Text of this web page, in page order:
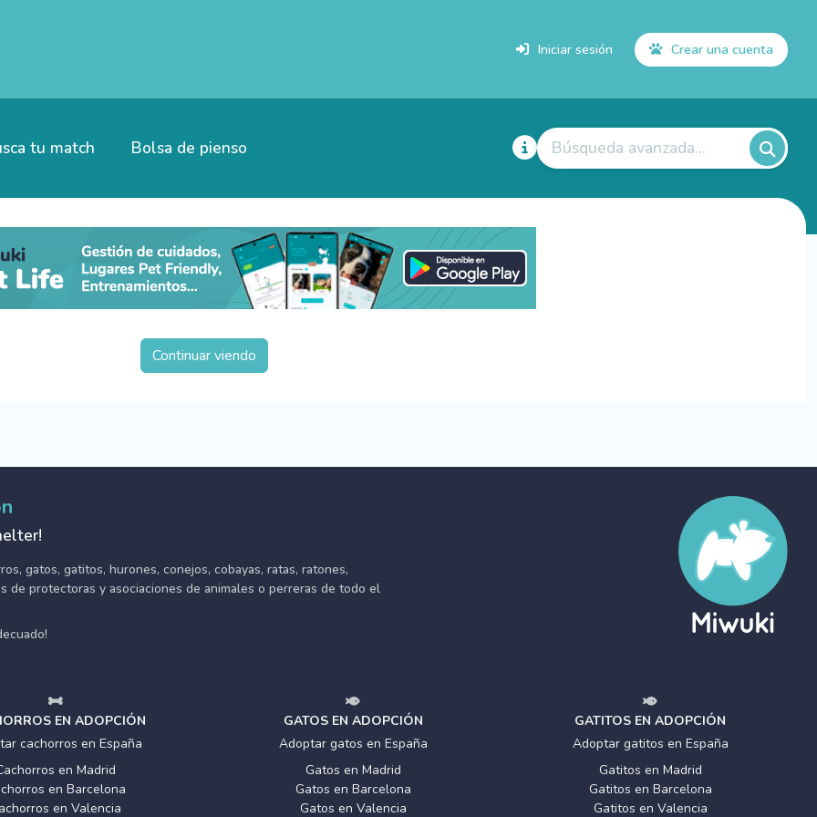
Iniciar sesión Crear una cuenta
tu match Bolsa de pienso Búsqueda avanzada...
Continuar viendo
gatos, gatitos, hurones, conejos, cobayas, ratas, ratones,
de protectoras y asociaciones de animales o perreras de todo el
EN ADOPCIÓN
cachorros en España
en Madrid
en Barcelona
en Valencia
GATOS EN ADOPCIÓN
Adoptar gatos en España
Gatos en Madrid
Gatos en Barcelona
Gatos en Valencia
GATITOS EN ADOPCIÓN
Adoptar gatitos en España
Gatitos en Madrid
Gatitos en Barcelona
Gatitos en Valencia